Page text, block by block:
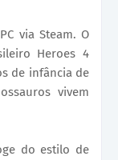
via Steam. O
Heroes 4
de infância de
vivem
do estilo de